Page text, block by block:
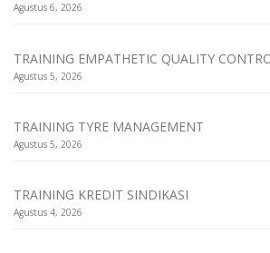
Agustus 6, 2026
TRAINING EMPATHETIC QUALITY
Agustus 5, 2026
TRAINING TYRE MANAGEMENT
Agustus 5, 2026
TRAINING KREDIT SINDIKASI
Agustus 4, 2026